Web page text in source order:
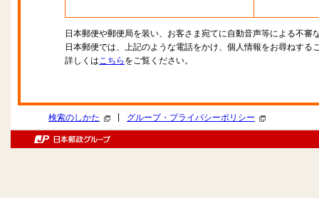
日本郵便や郵便局を装い、お客さま宛てに自動音声等による不審
日本郵便では、上記のような電話をかけ、個人情報をお尋ねする
詳しくはこちら をご覧ください。
検索のしかた グループ・プライバシーポリシー